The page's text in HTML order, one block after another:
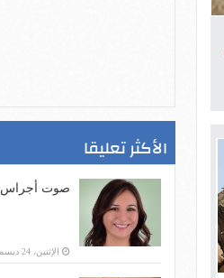
الأكثر تعليقا
صوت أجراس
الإثنين، 24 ديسمبر 2018 09:27 ص